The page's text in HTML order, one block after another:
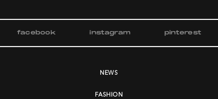
facebook instagram pinterest
NEWS
FASHION